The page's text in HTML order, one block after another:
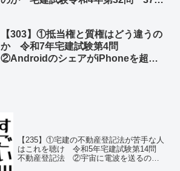
【303】①抵当権と質権はどう違うの
か 令和7年宅建試験第4問
②AndroidのシェアがiPhoneを超え
【235】①宅建の不動産登記法が苦手な人
はこれを聴け 令和5年宅建試験第14問
不動産登記法 ②宇宙に電波を送るのは